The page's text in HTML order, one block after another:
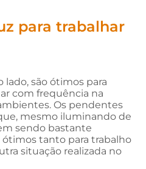
para trabalhar
são ótimos para
com frequência na
Os pendentes
mesmo iluminando de
sendo bastante
ótimos tanto para trabalho
situação realizada no